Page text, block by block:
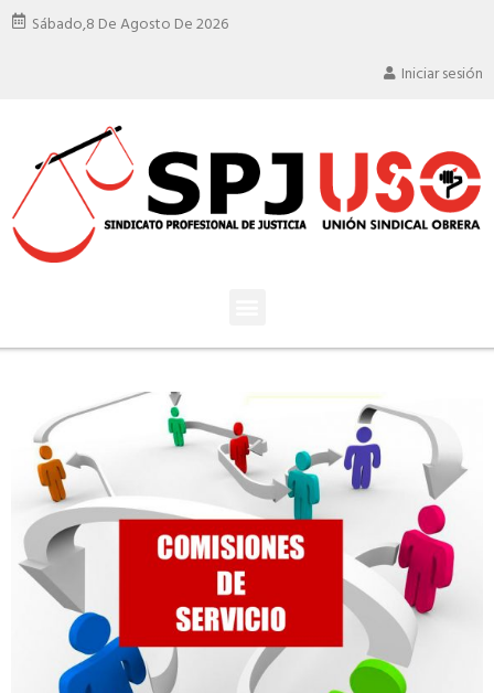
Sábado,8 De Agosto De 2026
Iniciar sesión